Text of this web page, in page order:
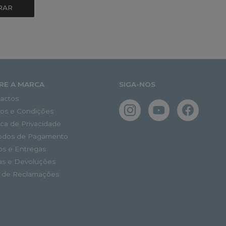
A MARCA
e Condições
de Privacidade
de Pagamento
e Entregas
e Devoluções
de Reclamações
SIGA-NOS